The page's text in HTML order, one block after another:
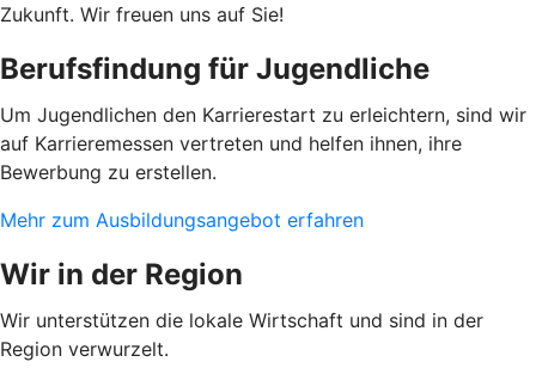
Zukunft. Wir freuen uns auf Sie!
Berufsfindung für Jugendliche
Um Jugendlichen den Karrierestart zu erleichtern, sind wir
auf Karrieremessen vertreten und helfen ihnen, ihre
Bewerbung zu erstellen.
Mehr zum Ausbildungsangebot erfahren
Wir in der Region
Wir unterstützen die lokale Wirtschaft und sind in der
Region verwurzelt.